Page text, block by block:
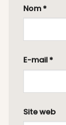
Nom *
E-mail *
Site web